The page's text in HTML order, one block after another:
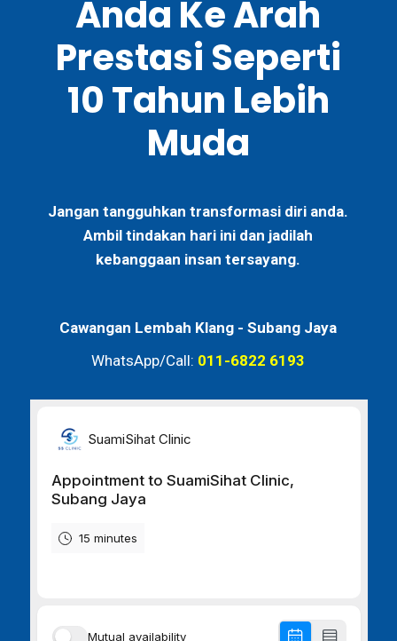
Anda Ke Arah
Prestasi Seperti
10 Tahun Lebih
Muda
Jangan tangguhkan transformasi diri anda.
Ambil tindakan hari ini dan jadilah
kebanggaan insan tersayang.
Cawangan Lembah Klang -Subang Jaya
WhatsApp/Call: 011-6822 6193